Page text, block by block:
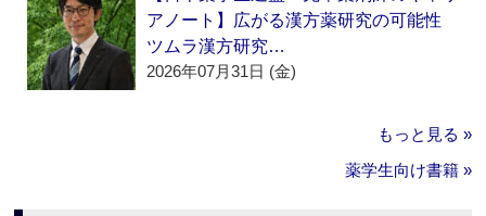
アノート】広がる漢方薬研究の可能性
ツムラ漢方研究…
2026年07月31日 (金)
もっと見る »
薬学生向け書籍 »